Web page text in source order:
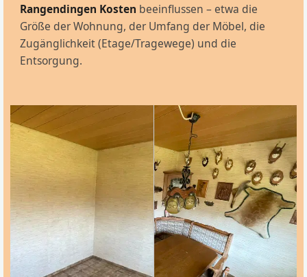
Rangendingen Kosten beeinflussen – etwa die
Größe der Wohnung, der Umfang der Möbel, die
Zugänglichkeit (Etage/Tragewege) und die
Entsorgung.